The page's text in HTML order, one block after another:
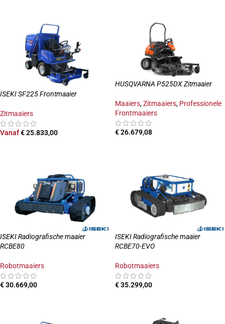
ISEKI SF225 Frontmaaier
Zitmaaiers
Vanaf€25.833,00
HUSQVARNA P525DX Zitmaaier
Maaiers,Zitmaaiers, Professionele
Frontmaaiers
€26.679,08
ISEKI Radiografische maaier
RCBE80
Robotmaaiers
€30.669,00
ISEKI Radiografische maaier
RCBE70-EVO
Robotmaaiers
€35.299,00